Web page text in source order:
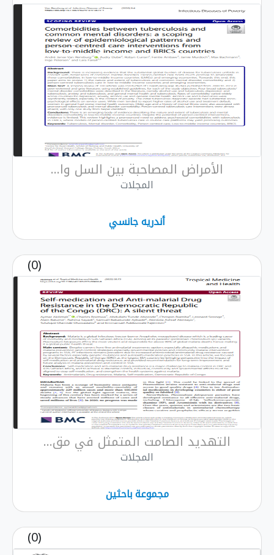
الأمراض المصاحبة بين السل وا...
المجلات
أندريه جانسي
(0)
التهديد الصامت المتمثل في مق...
المجلات
مجموعة باحثين
(0)